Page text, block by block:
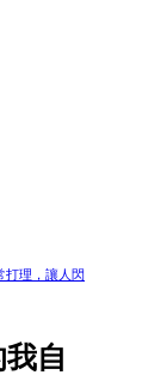
打理，讓人閃
自